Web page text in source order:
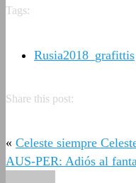
Tags:
Rusia2018_grafittis
Share this post:
« Celeste siempre
AUS-PER: Adiós al